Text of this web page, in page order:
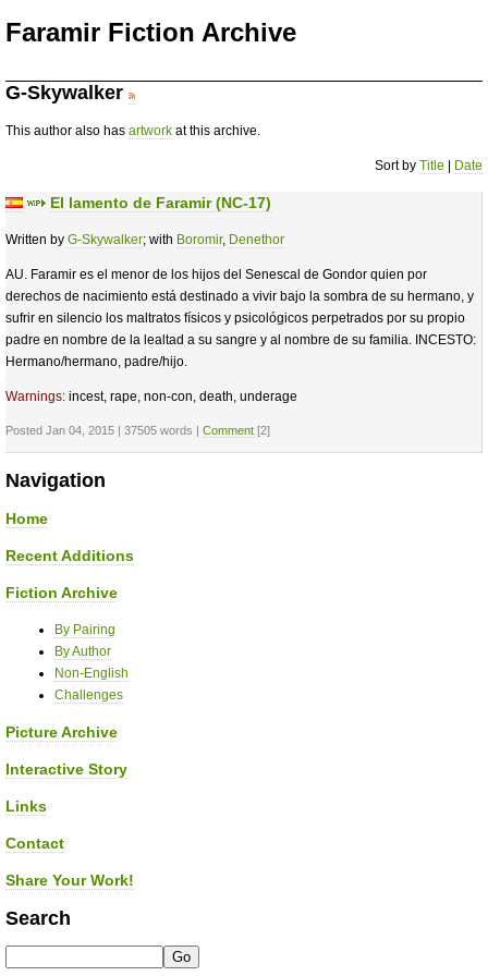
Faramir Fiction Archive
G-Skywalker
This author also has artwork at this archive.
Sort by Title Date
El lamento de Faramir (NC-17)
Written by G-Skywalker; with Boromir, Denethor
AU. Faramir es el menor de los hijos del Senescal de Gondor quien por
derechos de nacimiento está destinado a vivir bajo la sombra de su hermano, y
sufrir en silencio los maltratos físicos y psicológicos perpetrados por su propio
padre en nombre de la lealtad a su sangre y al nombre de su familia. INCESTO:
Hermano/hermano, padre/hijo.
Warnings: incest, rape, non-con, death, underage
Posted Jan 04, 2015 | 37505 words | Comment [2]
Navigation
Home
Recent Additions
Fiction Archive
By Pairing
By Author
Non-English
Challenges
Picture Archive
Interactive Story
Links
Contact
Share Your Work!
Search